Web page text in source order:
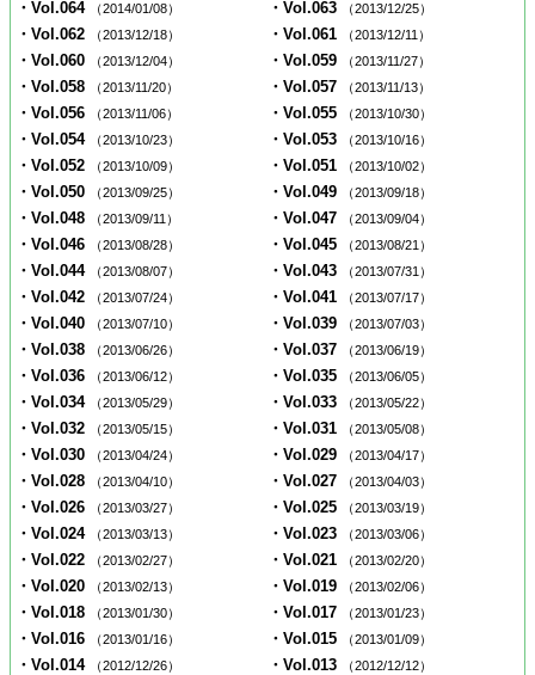
・Vol.064 （2014/01/08） ・Vol.063 （2013/12/25）
・Vol.062 （2013/12/18） ・Vol.061 （2013/12/11）
・Vol.060 （2013/12/04） ・Vol.059 （2013/11/27）
・Vol.058 （2013/11/20） ・Vol.057 （2013/11/13）
・Vol.056 （2013/11/06） ・Vol.055 （2013/10/30）
・Vol.054 （2013/10/23） ・Vol.053 （2013/10/16）
・Vol.052 （2013/10/09） ・Vol.051 （2013/10/02）
・Vol.050 （2013/09/25） ・Vol.049 （2013/09/18）
・Vol.048 （2013/09/11） ・Vol.047 （2013/09/04）
・Vol.046 （2013/08/28） ・Vol.045 （2013/08/21）
・Vol.044 （2013/08/07） ・Vol.043 （2013/07/31）
・Vol.042 （2013/07/24） ・Vol.041 （2013/07/17）
・Vol.040 （2013/07/10） ・Vol.039 （2013/07/03）
・Vol.038 （2013/06/26） ・Vol.037 （2013/06/19）
・Vol.036 （2013/06/12） ・Vol.035 （2013/06/05）
・Vol.034 （2013/05/29） ・Vol.033 （2013/05/22）
・Vol.032 （2013/05/15） ・Vol.031 （2013/05/08）
・Vol.030 （2013/04/24） ・Vol.029 （2013/04/17）
・Vol.028 （2013/04/10） ・Vol.027 （2013/04/03）
・Vol.026 （2013/03/27） ・Vol.025 （2013/03/19）
・Vol.024 （2013/03/13） ・Vol.023 （2013/03/06）
・Vol.022 （2013/02/27） ・Vol.021 （2013/02/20）
・Vol.020 （2013/02/13） ・Vol.019 （2013/02/06）
・Vol.018 （2013/01/30） ・Vol.017 （2013/01/23）
・Vol.016 （2013/01/16） ・Vol.015 （2013/01/09）
・Vol.014 （2012/12/26） ・Vol.013 （2012/12/12）